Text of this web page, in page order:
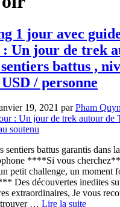
1 jour avec
: Un jour de trek
battus ,
/ personne
19, 2021 parPham
sentiers battus garantis dans
****Si vous
petit challenge, un moment
Des découvertes inedites
extraordinaires, Je vous
trouver … Lire la suite